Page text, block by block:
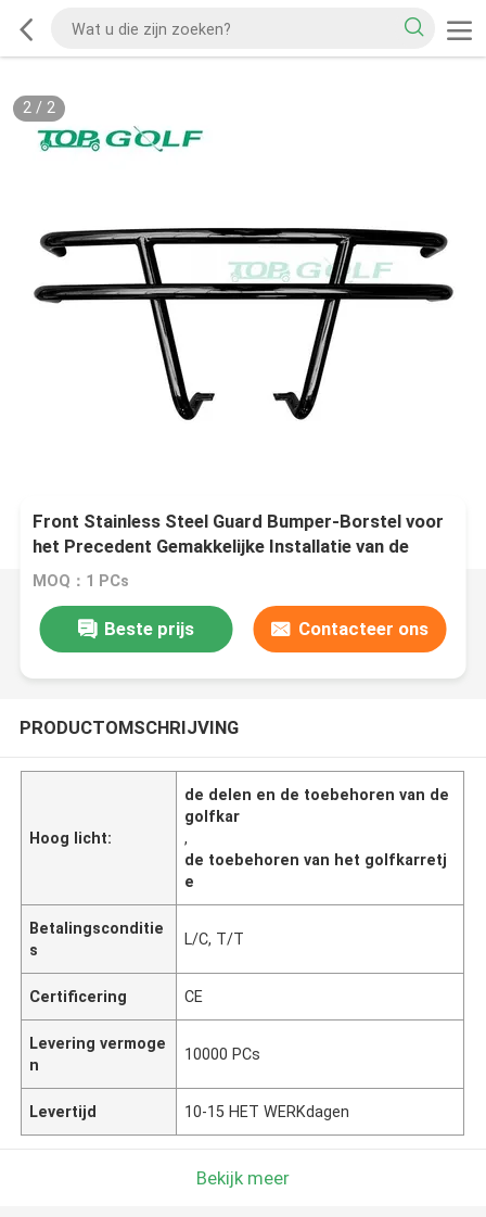
2/ 2
Front Stainless Steel Guard Bumper-Borstel voor
het Precedent Gemakkelijke Installatie van de
Clubauto
MOQ：1 PCs
Beste prijs Contacteer ons
PRODUCTOMSCHRIJVING
Hoog licht:
de delen en de toebehoren van de
golfkar
,
de toebehoren van het golfkarretj
e
Betalingsconditie
s
L/C, T/T
Certificering CE
Levering vermoge
n
10000 PCs
Levertijd 10-15 HET WERKdagen
Bekijk meer